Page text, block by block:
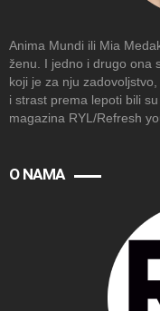
Anima Mundi ili Mia
ženu. I jedno i drugo ona
koji je za nju
i strast prema lepoti bili
magazina RYL/Refresh
O NAMA